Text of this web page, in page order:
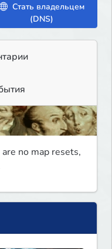
Стать владельцем
(DNS)
no map resets,